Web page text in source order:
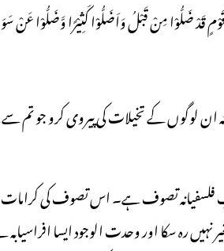
قَوْمٍ قَدْ ضَلُّوْا مِنْ قَبْلُ وَاَضَلُّوْا كَثِيْرًا وَّضَلُّوْا
لوگوں کے تخیلات کی پیروی کرو جو تم سے
تصوف ہے۔ اس تصوف کی کرامات نے
رہ سکا اور وحدت الوجود ایسا